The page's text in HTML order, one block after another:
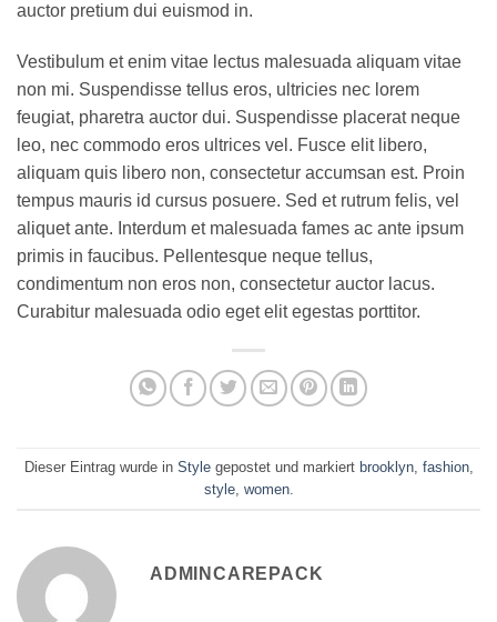
auctor pretium dui euismod in.
Vestibulum et enim vitae lectus malesuada aliquam vitae
non mi. Suspendisse tellus eros, ultricies nec lorem
feugiat, pharetra auctor dui. Suspendisse placerat neque
leo, nec commodo eros ultrices vel. Fusce elit libero,
aliquam quis libero non, consectetur accumsan est. Proin
tempus mauris id cursus posuere. Sed et rutrum felis, vel
aliquet ante. Interdum et malesuada fames ac ante ipsum
primis in faucibus. Pellentesque neque tellus,
condimentum non eros non, consectetur auctor lacus.
Curabitur malesuada odio eget elit egestas porttitor.
Dieser Eintrag wurde in Stylegepostet und markiert brooklyn, fashion,
style, women.
ADMINCAREPACK